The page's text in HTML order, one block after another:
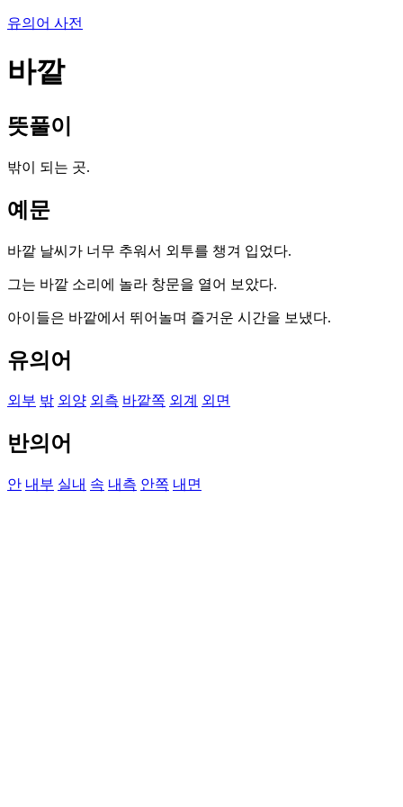
유의어 사전
바깥
뜻풀이
밖이 되는 곳.
예문
바깥 날씨가 너무 추워서 외투를 챙겨 입었다.
그는 바깥 소리에 놀라 창문을 열어 보았다.
아이들은 바깥에서 뛰어놀며 즐거운 시간을 보냈다.
유의어
외부 밖 외양 외측 바깥쪽 외계 외면
반의어
안 내부 실내 속 내측 안쪽 내면